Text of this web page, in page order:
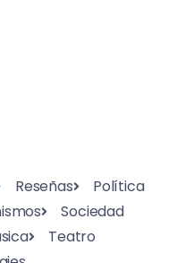
Reseñas
Política
Sociedad
Teatro